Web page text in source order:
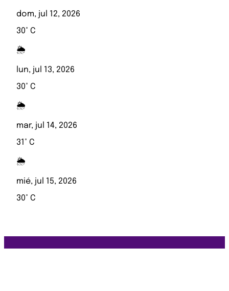
dom, jul 12, 2026
30° C
🌦️
lun, jul 13, 2026
30° C
🌦️
mar, jul 14, 2026
31° C
🌦️
mié, jul 15, 2026
30° C